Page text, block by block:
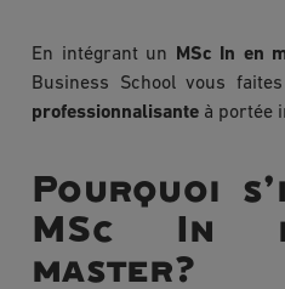
En intégrant un MSc In en
Business School vous
professionnalisante à portée
Pourquoi
MSc In
master?